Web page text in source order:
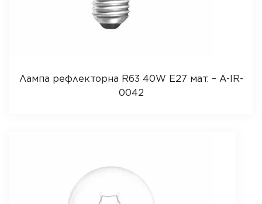
Лампа рефлекторна R63 40W E27 мат. – A-IR-
0042